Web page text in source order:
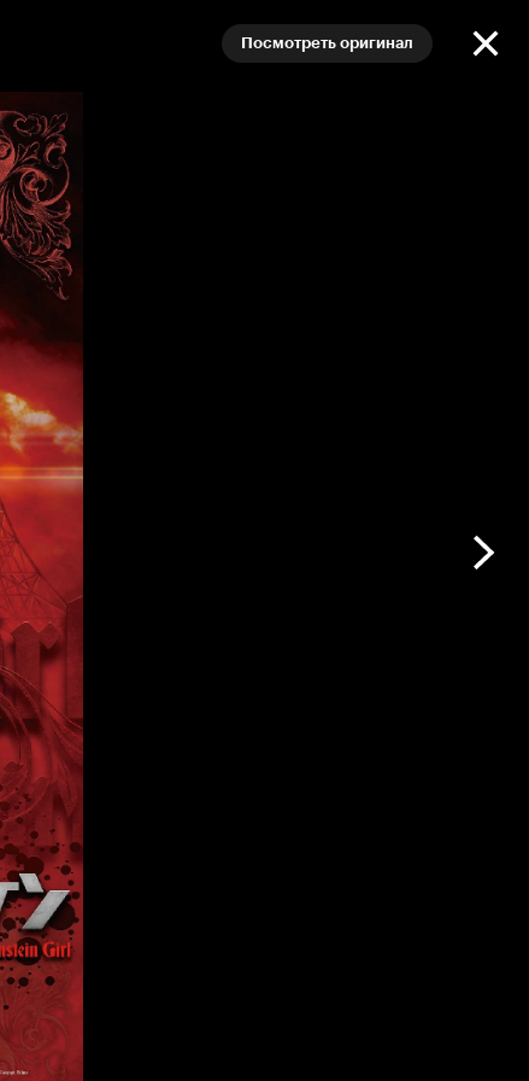
Посмотреть оригинал